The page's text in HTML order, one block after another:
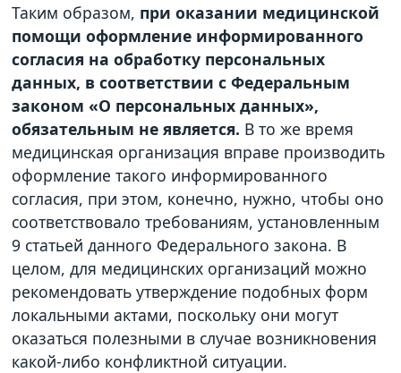
Таким образом, при оказании медицинской
помощи оформление информированного
согласия на обработку персональных
данных, в соответствии с Федеральным
законом «О персональных данных»,
обязательным не является. В то же время
медицинская организация вправе производить
оформление такого информированного
согласия, при этом, конечно, нужно, чтобы оно
соответствовало требованиям, установленным
9 статьей данного Федерального закона. В
целом, для медицинских организаций можно
рекомендовать утверждение подобных форм
локальными актами, поскольку они могут
оказаться полезными в случае возникновения
какой-либо конфликтной ситуации.